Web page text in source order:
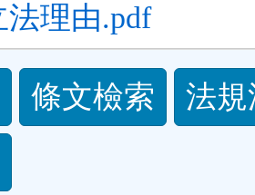
法理由.pdf
條文檢索
法